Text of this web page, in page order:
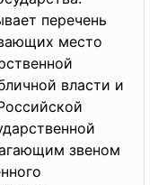
перечень
место
власти и
звеном